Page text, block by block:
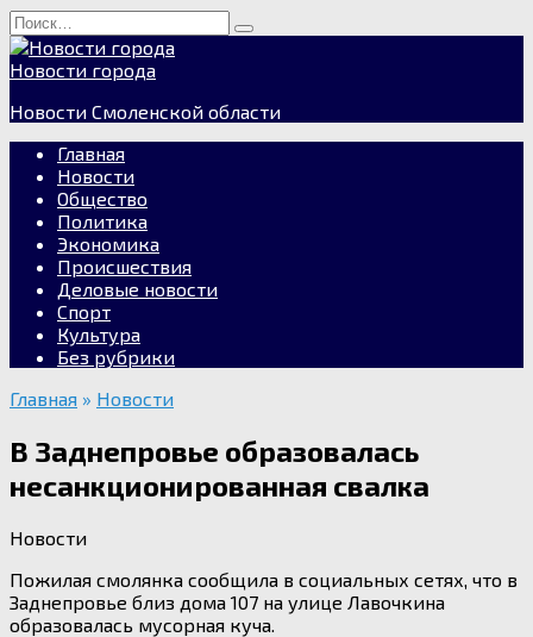
Перейти
к
содержанию
Search
for:
Новости города
Новости Смоленской области
Главная
Новости
Общество
Политика
Экономика
Происшествия
Деловые новости
Спорт
Культура
Без рубрики
Главная » Новости
В Заднепровье образовалась
несанкционированная свалка
Новости
Пожилая смолянка сообщила в социальных сетях, что в
Заднепровье близ дома 107 на улице Лавочкина
образовалась мусорная куча.